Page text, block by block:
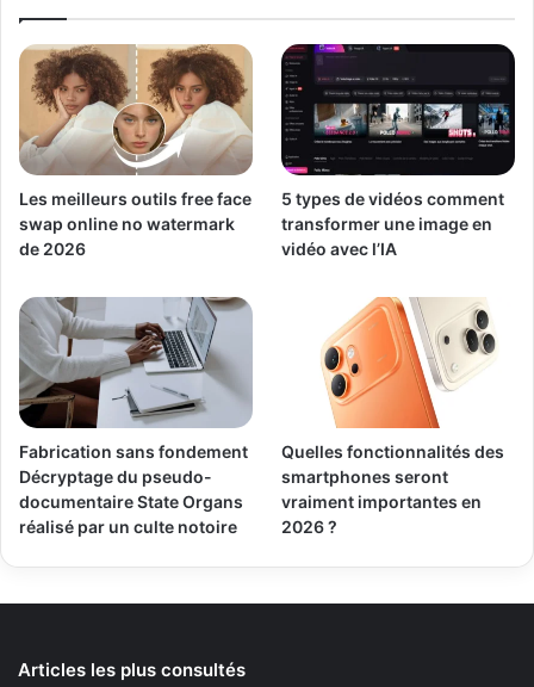
Les meilleurs outils free face
swap online no watermark
de 2026
5 types de vidéos comment
transformer une image en
vidéo avec l’IA
Fabrication sans fondement
Décryptage du pseudo-
documentaire State Organs
réalisé par un culte notoire
Quelles fonctionnalités des
smartphones seront
vraiment importantes en
2026 ?
Articles les plus consultés